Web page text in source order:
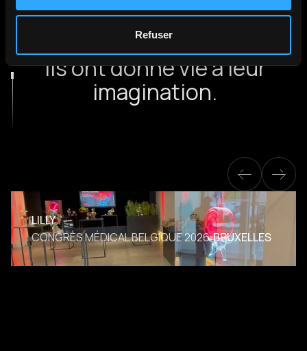
Refuser
NOS RÉALISATIONS CLIENTS
Ils ont donné vie à leur
imagination.
LILLY
CONGRÈS MÉDICAL BELGIQUE 2026 BRUXELLES